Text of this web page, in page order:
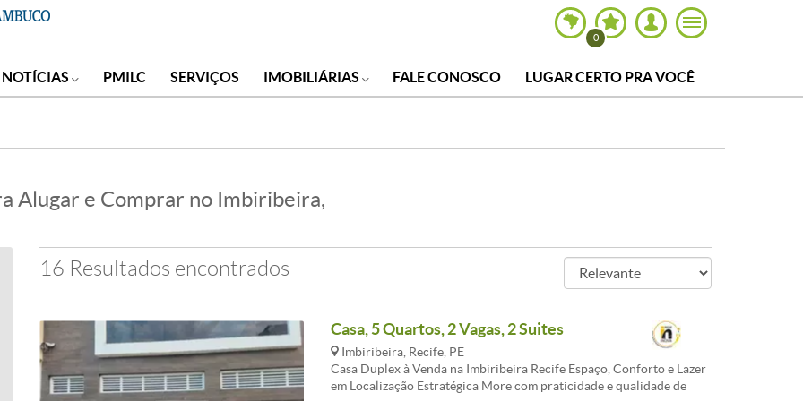
0
NOTÍCIAS PMILC SERVIÇOS IMOBILIÁRIAS FALE CONOSCO LUGAR CERTO PRA VOCÊ
Alugar e Comprar no Imbiribeira,
16 Resultados encontrados
Casa, 5 Quartos, 2 Vagas, 2 Suites
Imbiribeira, Recife, PE
Casa Duplex à Venda na Imbiribeira Recife Espaço, Conforto e Lazer
em Localização Estratégica More com praticidade e qualidade de